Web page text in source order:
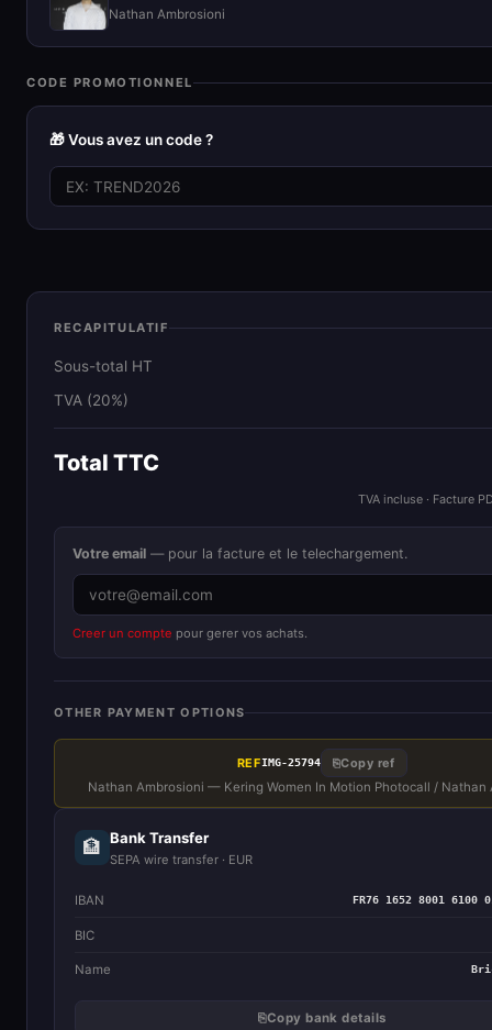
Nathan Ambrosioni
CODE PROMOTIONNEL
🎁 Vous avez un code ?
RECAPITULATIF
Sous-total HT
TVA (20%)
Total TTC
TVA incluse · Facture
Votre email — pour la facture et le telechargement.
Creer un compte pour gerer vos achats.
OTHER PAYMENT OPTIONS
REFIMG-25794 ⎘Copy ref
Nathan Ambrosioni — Kering Women In Motion Photocall / Nathan
🏦 Bank Transfer
SEPA wire transfer · EUR
IBAN FR76 1652 8001 6100
BIC
Name
⎘Copy bank details